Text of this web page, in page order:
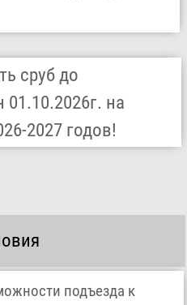
сруб до
на
2027 годов!
подъезда к